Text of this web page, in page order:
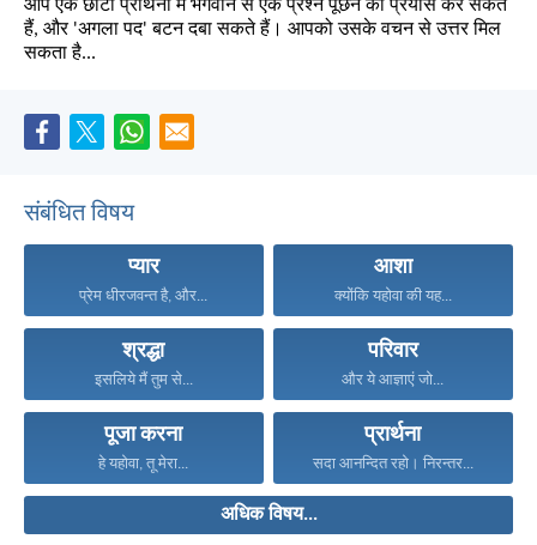
आप एक छोटी प्रार्थना में भगवान से एक प्रश्न पूछने का प्रयास कर सकते
हैं, और 'अगला पद' बटन दबा सकते हैं। आपको उसके वचन से उत्तर मिल
सकता है...
संबंधित विषय
प्यार
प्रेम धीरजवन्त है, और...
आशा
क्योंकि यहोवा की यह...
श्रद्धा
इसलिये मैं तुम से...
परिवार
और ये आज्ञाएं जो...
पूजा करना
हे यहोवा, तू मेरा...
प्रार्थना
सदा आनन्दित रहो। निरन्तर...
अधिक विषय...